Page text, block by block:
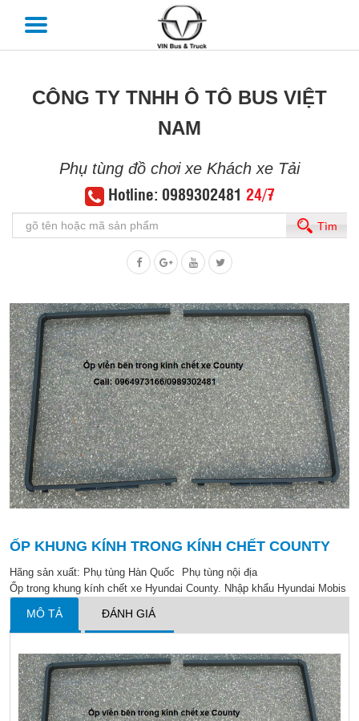
CÔNG TY TNHH Ô TÔ BUS VIỆT
NAM
Phụ tùng đồ chơi xe Khách xe Tải
Hotline: 0989302481 24/7
Tìm
ỐP KHUNG KÍNH TRONG KÍNH CHẾT COUNTY
Hãng sản xuất: Phụ tùng Hàn Quốc
Phụ tùng nội địa
Ốp trong khung kính chết xe Hyundai County. Nhập khẩu Hyundai Mobis
MÔ TẢ ĐÁNH GIÁ